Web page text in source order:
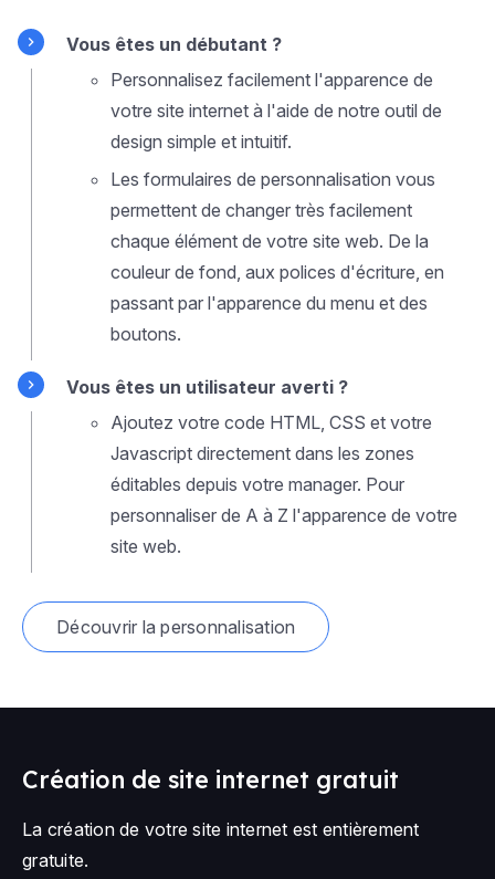
Vous êtes un débutant ?
Personnalisez facilement l'apparence de
votre site internet à l'aide de notre outil de
design simple et intuitif.
Les formulaires de personnalisation vous
permettent de changer très facilement
chaque élément de votre site web. De la
couleur de fond, aux polices d'écriture, en
passant par l'apparence du menu et des
boutons.
Vous êtes un utilisateur averti ?
Ajoutez votre code HTML, CSS et votre
Javascript directement dans les zones
éditables depuis votre manager. Pour
personnaliser de A à Z l'apparence de votre
site web.
Découvrir la personnalisation
Création de site internet gratuit
La création de votre site internet est entièrement
gratuite.